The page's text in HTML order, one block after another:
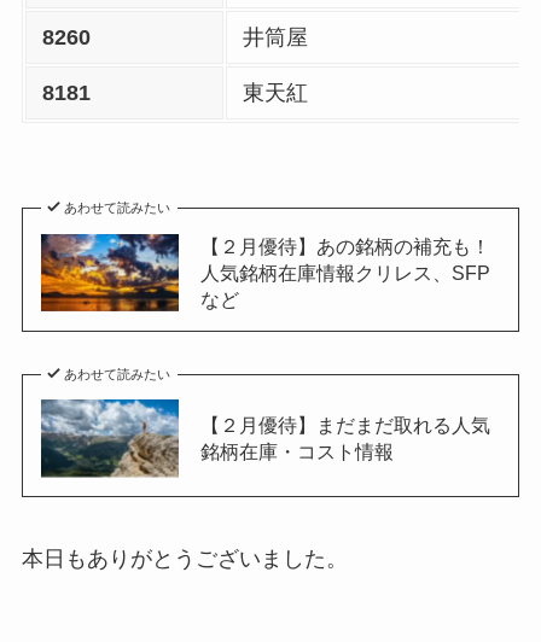
8260 井筒屋
8181 東天紅
あわせて読みたい
【２月優待】あの銘柄の補充も！
人気銘柄在庫情報クリレス、SFP
など
あわせて読みたい
【２月優待】まだまだ取れる人気
銘柄在庫・コスト情報
本日もありがとうございました。